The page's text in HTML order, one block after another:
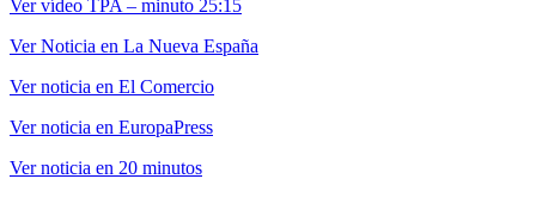
Ver vídeo TPA – minuto 25:15
Ver Noticia en La Nueva España
Ver noticia en El Comercio
Ver noticia en EuropaPress
Ver noticia en 20 minutos